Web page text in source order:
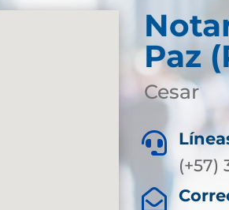
Paz
Cesar

(+57)
